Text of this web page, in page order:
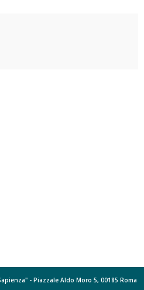
- Piazzale Aldo Moro 5, 00185 Roma